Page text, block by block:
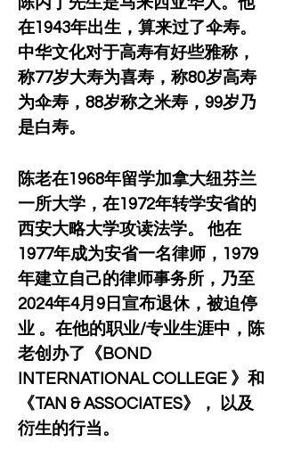
陈丙丁先生是马来西亚华人。他
在1943年出生，算来过了伞寿。
中华文化对于高寿有好些雅称，
称77岁大寿为喜寿，称80岁高寿
为伞寿，88岁称之米寿，99岁乃
是白寿。
陈老在1968年留学加拿大纽芬兰
一所大学，在1972年转学安省的
西安大略大学攻读法学。 他在
1977年成为安省一名律师，1979
年建立自己的律师事务所，乃至
2024年4月9日宣布退休，被迫停
业 。在他的职业/专业生涯中，陈
老创办了《BOND
INTERNATIONAL COLLEGE 》和
《TAN & ASSOCIATES》， 以及
衍生的行当。